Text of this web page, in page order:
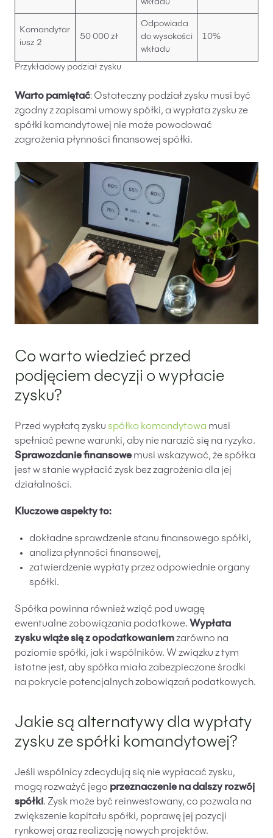
wkładu
Komandytar
iusz 2
50 000 zł
Odpowiada
do wysokości
wkładu
10%
Przykładowy podział zysku
Warto pamiętać: Ostateczny podział zysku musi być
zgodny z zapisami umowy spółki, a wypłata zysku ze
spółki komandytowej nie może powodować
zagrożenia płynności finansowej spółki.
Co warto wiedzieć przed
podjęciem decyzji o wypłacie
zysku?
Przed wypłatą zysku spółka komandytowa musi
spełniać pewne warunki, aby nie narazić się na ryzyko.
Sprawozdanie finansowe musi wskazywać, że spółka
jest w stanie wypłacić zysk bez zagrożenia dla jej
działalności.
Kluczowe aspekty to:
dokładne sprawdzenie stanu finansowego spółki,
analiza płynności finansowej,
zatwierdzenie wypłaty przez odpowiednie organy
spółki.
Spółka powinna również wziąć pod uwagę
ewentualne zobowiązania podatkowe. Wypłata
zysku wiąże się z opodatkowaniemzarówno na
poziomie spółki, jak i wspólników. W związku z tym
istotne jest, aby spółka miała zabezpieczone środki
na pokrycie potencjalnych zobowiązań podatkowych.
Jakie są alternatywy dla wypłaty
zysku ze spółki komandytowej?
Jeśli wspólnicy zdecydują się nie wypłacać zysku,
mogą rozważyć jego przeznaczenie na dalszy rozwój
spółki. Zysk może być reinwestowany, co pozwala na
zwiększenie kapitału spółki, poprawę jej pozycji
rynkowej oraz realizację nowych projektów.